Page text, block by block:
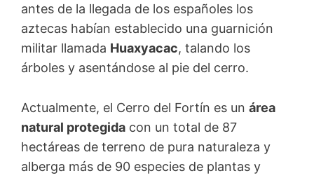
antes de la llegada de los españoles los
aztecas habían establecido una guarnición
militar llamada Huaxyacac, talando los
árboles y asentándose al pie del cerro.
Actualmente, el Cerro del Fortín es un área
natural protegida con un total de 87
hectáreas de terreno de pura naturaleza y
alberga más de 90 especies de plantas y